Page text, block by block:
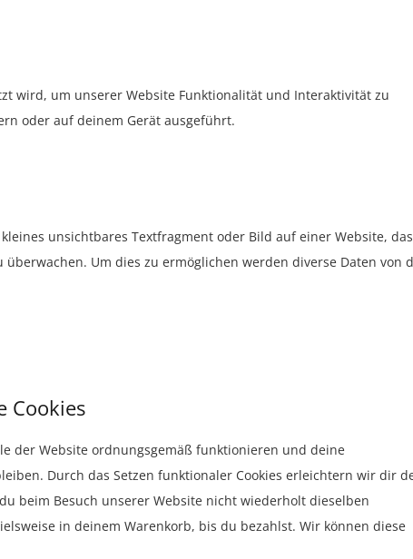
wird, um unserer Website Funktionalität und Interaktivität zu
oder auf deinem Gerät ausgeführt.
unsichtbares Textfragment oder Bild auf einer Website, das
Um dies zu ermöglichen werden diverse Daten von
Cookies
der Website ordnungsgemäß funktionieren und deine
Durch das Setzen funktionaler Cookies erleichtern wir dir
beim Besuch unserer Website nicht wiederholt dieselben
in deinem Warenkorb, bis du bezahlst. Wir können diese